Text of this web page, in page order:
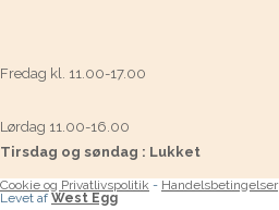
Fredag kl. 11.00-17.00
Lørdag 11.00-16.00
Tirsdag og søndag : Lukket
Cookie og Privatlivspolitik - Handelsbetingelser
Levet af West Egg